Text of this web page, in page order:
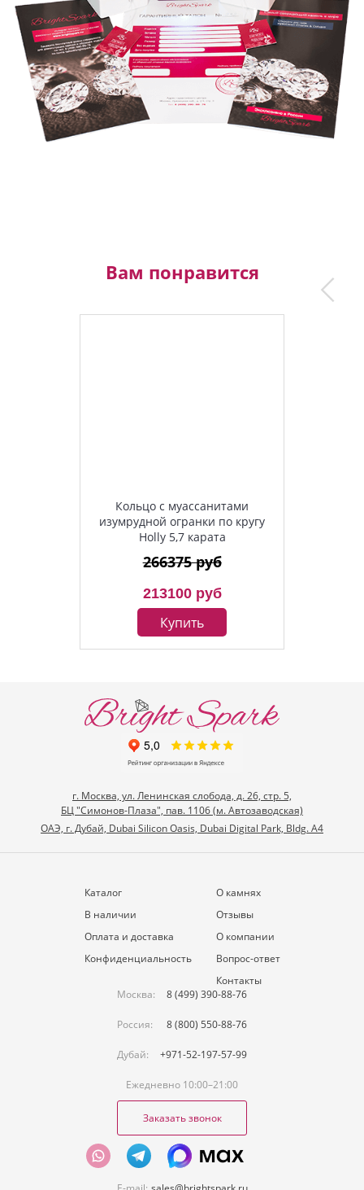
Вам понравится
Кольцо с муассанитами
изумрудной огранки по кругу
Holly 5,7 карата
266375 руб
213100 руб
Купить
г. Москва, ул. Ленинская слобода, д. 26, стр. 5,
БЦ "Симонов-Плаза", пав. 1106 (м. Автозаводская)
ОАЭ, г. Дубай, Dubai Silicon Oasis, Dubai Digital Park, Bldg. A4
Каталог
В наличии
Оплата и доставка
Конфиденциальность
О камнях
Отзывы
О компании
Вопрос-ответ
Контакты
Москва:
8 (499) 390-88-76
Россия: 8 (800) 550-88-76
Дубай: +971-52-197-57-99
Ежедневно 10:00–21:00
Заказать звонок